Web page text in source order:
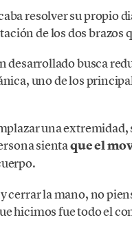
resolver su propio
de los dos brazos
desarrollado busca
uno de los
una
sientaque el
cerrar la mano, no
hicimos fue todo el